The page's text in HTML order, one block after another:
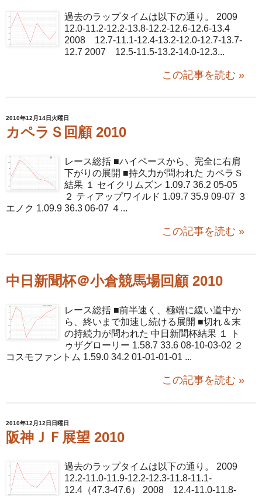
過去のラップタイムは以下の通り。 2009
12.0-11.2-12.2-13.8-12.2-12.6-12.6-13.4
2008 12.7-11.1-12.4-13.2-12.0-12.7-13.7-
12.7 2007 12.5-11.5-13.2-14.0-12.3...
この記事を読む »
2010年12月14日火曜日
カペラＳ回顧 2010
レース総括 ■ハイペースから、完全に右肩
下がりの展開 ■持久力が問われた カペラＳ
結果 １ セイクリムズン 1.09.7 36.2 05-05
２ ティアップワイルド 1.09.7 35.9 09-07 ３
エノク 1.09.9 36.3 06-07 ４...
この記事を読む »
中日新聞杯＠小倉競馬場回顧 2010
レース総括 ■前半速く、極端に緩い道中か
ら、終いまで加速し続ける展開 ■切れ＆末
の持続力が問われた 中日新聞杯結果 １ ト
ゥザグローリー 1.58.7 33.6 08-10-03-02 ２
コスモファントム 1.59.0 34.2 01-01-01-01 ...
この記事を読む »
2010年12月12日日曜日
阪神ＪＦ展望 2010
過去のラップタイムは以下の通り。 2009
12.2-11.0-11.9-12.2-12.3-11.8-11.1-
12.4（47.3-47.6） 2008 12.4-11.0-11.8-